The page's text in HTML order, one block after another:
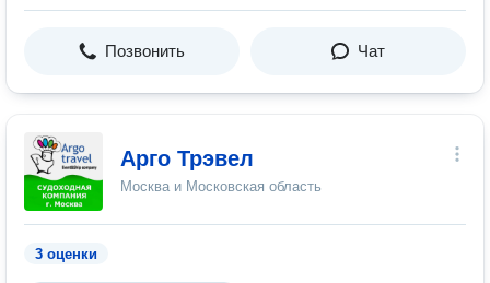
Позвонить Чат
Арго Трэвел
Москва и Московская область
3 оценки